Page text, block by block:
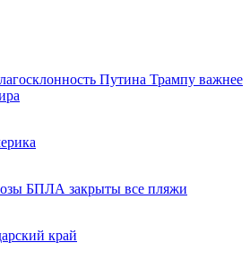
Путина Трампу важнее
БПЛА закрыты все пляжи
край